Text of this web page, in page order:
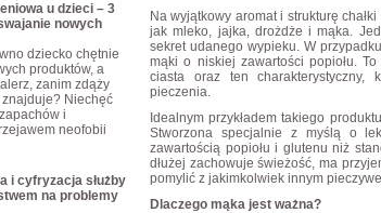
Na wyjątkowy aromat i strukturę
jak mleko, jajka, drożdże i mąka.
sekret udanego wypieku. W
mąki o niskiej zawartości popiołu.
ciasta oraz ten charakterystyczny,
pieczenia.
Idealnym przykładem takiego
Stworzona specjalnie z myślą o
zawartością popiołu i glutenu niż
dłużej zachowuje świeżość, ma
pomylić z jakimkolwiek innym
Dlaczego mąka jest ważna?
u dzieci – 3
nowych
dziecko chętnie
produktów, a
zanim zdąży
Niechęć
i
neofobii
i cyfryzacja służby
na problemy